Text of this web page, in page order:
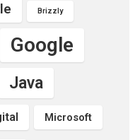
Brizzly
Google
Java
Microsoft